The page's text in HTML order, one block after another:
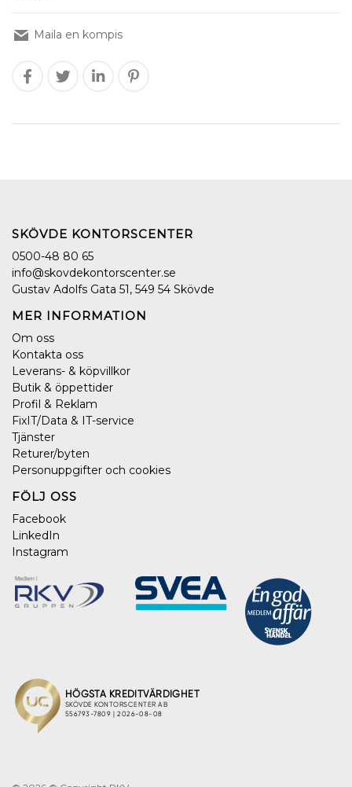
Maila en kompis
SKÖVDE KONTORSCENTER
0500-48 80 65
info@skovdekontorscenter.se
Gustav Adolfs Gata 51, 549 54 Skövde
MER INFORMATION
Om oss
Kontakta oss
Leverans- & köpvillkor
Butik & öppettider
Profil & Reklam
FixIT/Data & IT-service
Tjänster
Returer/byten
Personuppgifter och cookies
FÖLJ OSS
Facebook
LinkedIn
Instagram